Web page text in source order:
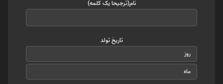
نام(ترجیحا یک کلمه)
تاریخ تولد